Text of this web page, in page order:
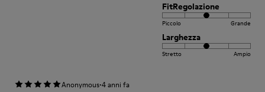
FitRegolazione
Piccolo Grande
Larghezza
Stretto Ampio
Anonymous·4 anni fa